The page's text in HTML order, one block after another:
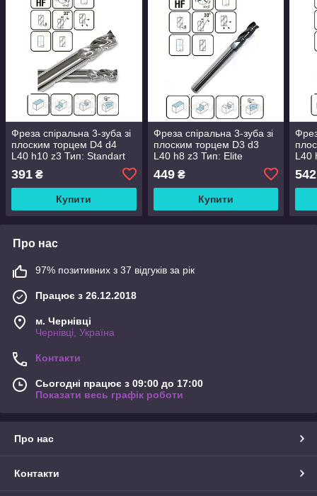
Фреза спіральна 3-зуба зі
плоским торцем D4 d4
L40 h10 z3 Тип: Standart
391 ₴
Купити
Фреза спіральна 3-зуба зі
плоским торцем D3 d3
L40 h8 z3 Тип: Elite
449₴
Купити
L40
542
Про нас
97% позитивних з 37 відгуків за рік
Працює з 26.12.2018
м. Чернівці
Чернівці, Україна
Контакти
Сьогодні працює з 09:00 до 17:00
Показати весь графік роботи
Про нас
Контакти